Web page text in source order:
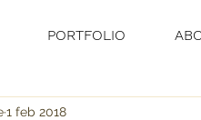
1 feb 2018
PORTFOLIO